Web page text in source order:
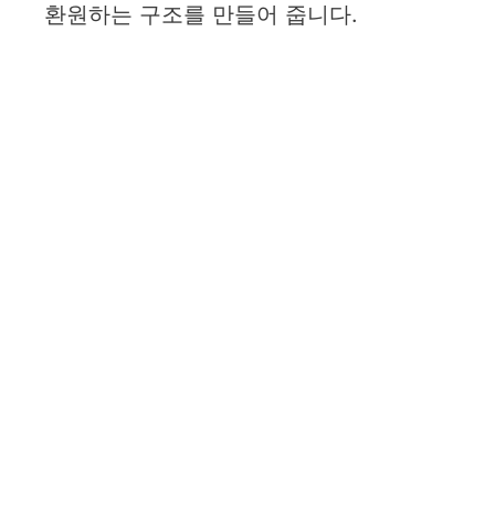
환원하는 구조를 만들어 줍니다.